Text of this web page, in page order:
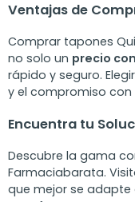
Ventajas de
Comprar tapones
no solo un precio
rápido y seguro.
y el compromiso
Encuentra tu
Descubre la gama
Farmaciabarata.
que mejor se adapte